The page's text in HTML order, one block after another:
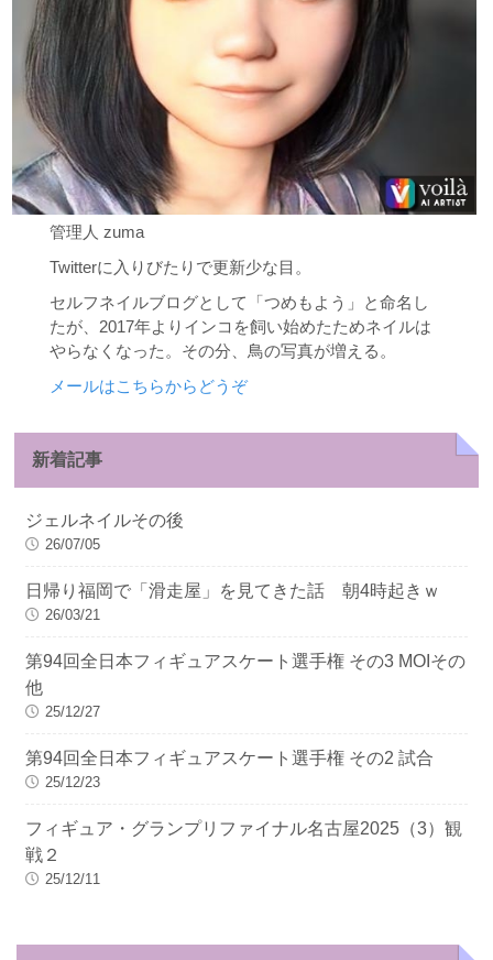
管理人 zuma
Twitterに入りびたりで更新少な目。
セルフネイルブログとして「つめもよう」と命名し
たが、2017年よりインコを飼い始めたためネイルは
やらなくなった。その分、鳥の写真が増える。
メールはこちらからどうぞ
新着記事
ジェルネイルその後
26/07/05
日帰り福岡で「滑走屋」を見てきた話 朝4時起きｗ
26/03/21
第94回全日本フィギュアスケート選手権 その3 MOIその
他
25/12/27
第94回全日本フィギュアスケート選手権 その2 試合
25/12/23
フィギュア・グランプリファイナル名古屋2025（3）観
戦２
25/12/11